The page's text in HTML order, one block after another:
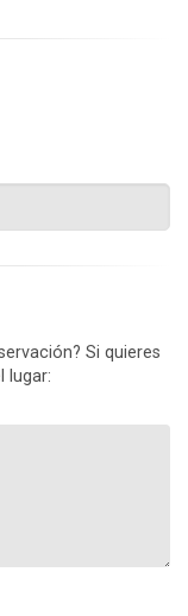
Si quieres
lugar: